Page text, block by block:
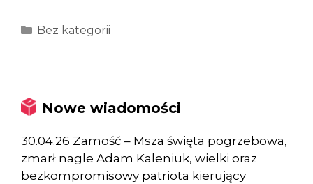
Kategorie
Bez kategorii
Nowe wiadomości
30.04.26 Zamość – Msza święta pogrzebowa,
zmarł nagle Adam Kaleniuk, wielki oraz
bezkompromisowy patriota kierujący